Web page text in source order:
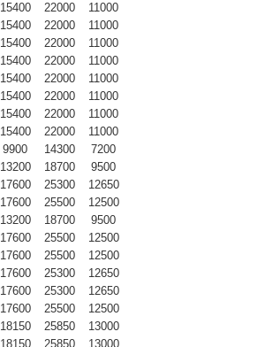
15400 22000
11000
15400 22000
11000
15400 22000
11000
15400 22000
11000
15400 22000
11000
15400 22000
11000
15400 22000
11000
15400 22000
11000
9900 14300
7200
13200 18700
9500
17600 25300
12650
17600 25500
12500
13200 18700
9500
17600 25500
12500
17600 25500
12500
17600 25300
12650
17600 25300
12650
17600 25500
12500
18150 25850
13000
18150 25850
13000